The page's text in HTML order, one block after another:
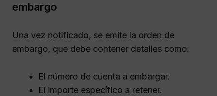
embargo
Una vez notificado, se emite la orden de
embargo, que debe contener detalles como:
El número de cuenta a embargar.
El importe específico a retener.